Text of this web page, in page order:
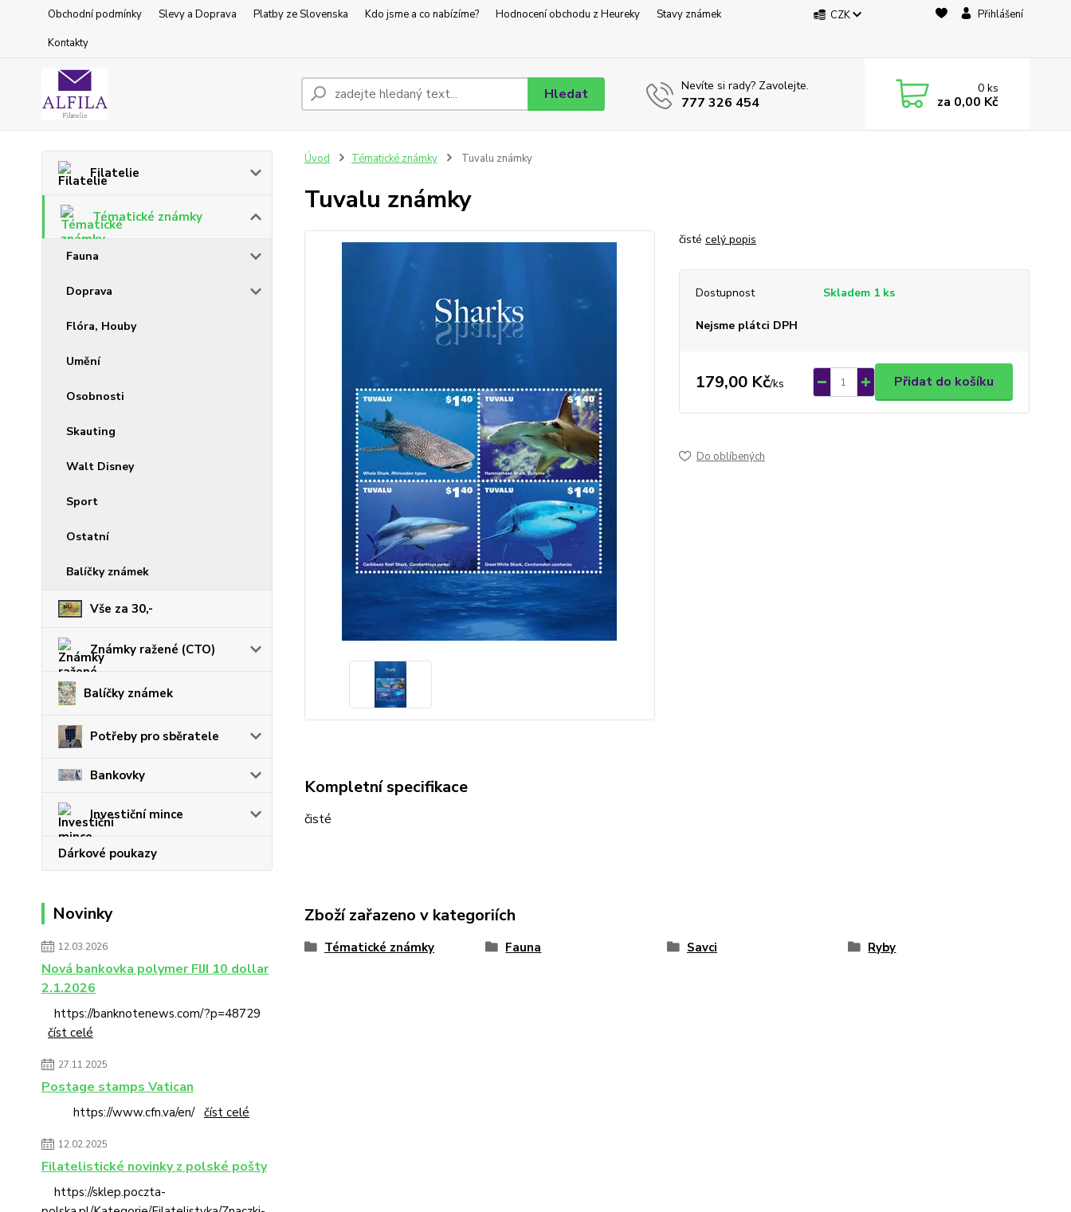
Obchodní podmínky Slevy a Doprava Platby ze Slovenska Kdo jsme a co nabízíme? Hodnocení obchodu z Heureky
Stavy známek
Kontakty
CZK Přihlášení
Hledat Nevíte si rady? Zavolejte.
777 326 454
0ks
za 0,00 Kč
Filatelie
Tématické známky
Fauna
Doprava
Flóra, Houby
Umění
Osobnosti
Skauting
Walt Disney
Sport
Ostatní
Balíčky známek
Vše za 30,-
Známky ražené (CTO)
Balíčky známek
Potřeby pro sběratele
Bankovky
Investiční mince
Dárkové poukazy
Novinky
12.03.2026
Nová bankovka polymer FIJI 10 dollar
2.1.2026
https://banknotenews.com/?p=48729
číst celé
27.11.2025
Postage stamps Vatican
https://www.cfn.va/en/ číst celé
12.02.2025
Filatelistické novinky z polské pošty
https://sklep.poczta-
Úvod Tématické známky Tuvalu známky
Tuvalu známky
čisté celý popis
Dostupnost Skladem 1 ks
Nejsme plátci DPH
179,00 Kč/ks Přidat do košíku
Do oblíbených
Kompletní specifikace
čisté
Zboží zařazeno v kategoriích
Tématické známky Fauna Savci Ryby